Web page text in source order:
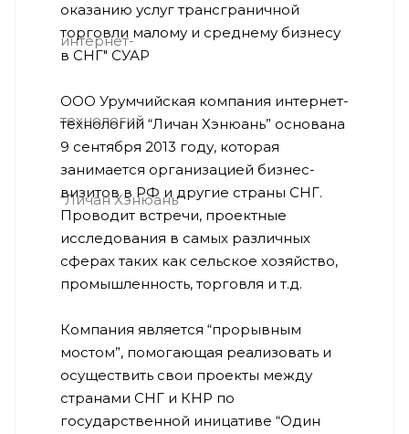
оказанию услуг трансграничной
торговли малому и среднему бизнесу
в СНГ" СУАР
ООО Урумчийская компания интернет-
технологий “Личан Хэнюань” основана
9 сентября 2013 году, которая
занимается организацией бизнес-
визитов в РФ и другие страны СНГ.
Проводит встречи, проектные
исследования в самых различных
сферах таких как сельское хозяйство,
промышленность, торговля и т.д.
Компания является “прорывным
мостом”, помогающая реализовать и
осуществить свои проекты между
странами СНГ и КНР по
государственной иницативе “Один